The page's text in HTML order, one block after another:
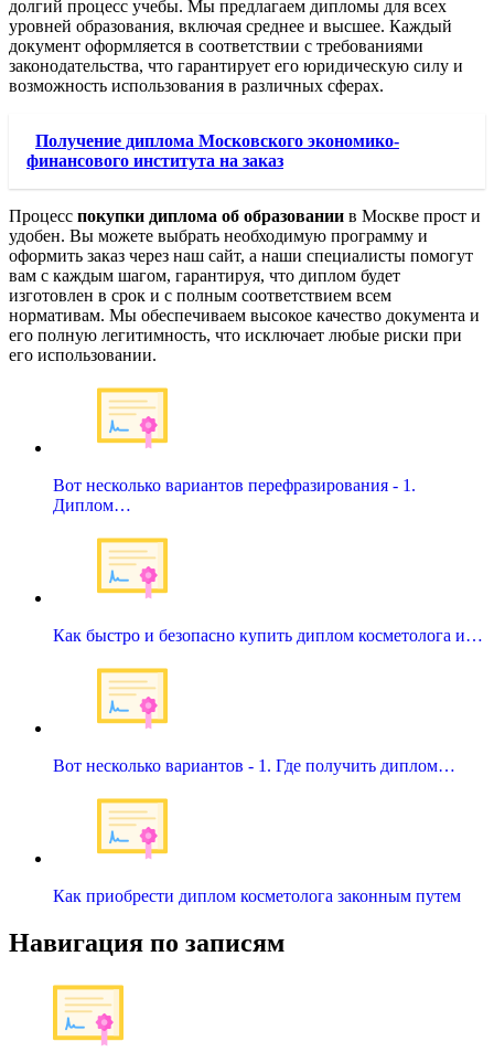
долгий процесс учебы. Мы предлагаем дипломы для всех
уровней образования, включая среднее и высшее. Каждый
документ оформляется в соответствии с требованиями
законодательства, что гарантирует его юридическую силу и
возможность использования в различных сферах.
Получение диплома Московского экономико-
финансового института на заказ
Процесс покупки диплома об образовании в Москве прост и
удобен. Вы можете выбрать необходимую программу и
оформить заказ через наш сайт, а наши специалисты помогут
вам с каждым шагом, гарантируя, что диплом будет
изготовлен в срок и с полным соответствием всем
нормативам. Мы обеспечиваем высокое качество документа и
его полную легитимность, что исключает любые риски при
его использовании.
Вот несколько вариантов перефразирования - 1.
Диплом…
Как быстро и безопасно купить диплом косметолога и…
Вот несколько вариантов - 1. Где получить диплом…
Как приобрести диплом косметолога законным путем
Навигация по записям